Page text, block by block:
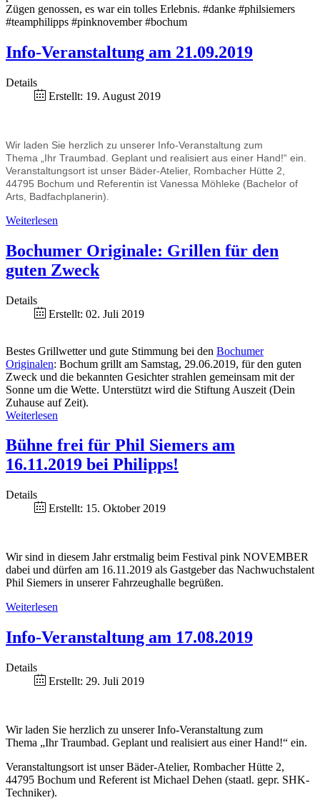
Zügen genossen, es war ein tolles Erlebnis. #danke #philsiemers
#teamphilipps #pinknovember #bochum
Info-Veranstaltung am 21.09.2019
Details
Erstellt: 19. August 2019
Wir laden Sie herzlich zu unserer Info-Veranstaltung zum
Thema „Ihr Traumbad. Geplant und realisiert aus einer Hand!“ ein.
Veranstaltungsort ist unser Bäder-Atelier, Rombacher Hütte 2,
44795 Bochum und Referentin ist Vanessa Möhleke (Bachelor of
Arts, Badfachplanerin).
Weiterlesen
Bochumer Originale: Grillen für den
guten Zweck
Details
Erstellt: 02. Juli 2019
Bestes Grillwetter und gute Stimmung bei den Bochumer
Originalen: Bochum grillt am Samstag, 29.06.2019, für den guten
Zweck und die bekannten Gesichter strahlen gemeinsam mit der
Sonne um die Wette. Unterstützt wird die Stiftung Auszeit (Dein
Zuhause auf Zeit).
Weiterlesen
Bühne frei für Phil Siemers am
16.11.2019 bei Philipps!
Details
Erstellt: 15. Oktober 2019
Wir sind in diesem Jahr erstmalig beim Festival pink NOVEMBER
dabei und dürfen am 16.11.2019 als Gastgeber das Nachwuchstalent
Phil Siemers in unserer Fahrzeughalle begrüßen.
Weiterlesen
Info-Veranstaltung am 17.08.2019
Details
Erstellt: 29. Juli 2019
Wir laden Sie herzlich zu unserer Info-Veranstaltung zum
Thema „Ihr Traumbad. Geplant und realisiert aus einer Hand!“ ein.
Veranstaltungsort ist unser Bäder-Atelier, Rombacher Hütte 2,
44795 Bochum und Referent ist Michael Dehen (staatl. gepr. SHK-
Techniker).